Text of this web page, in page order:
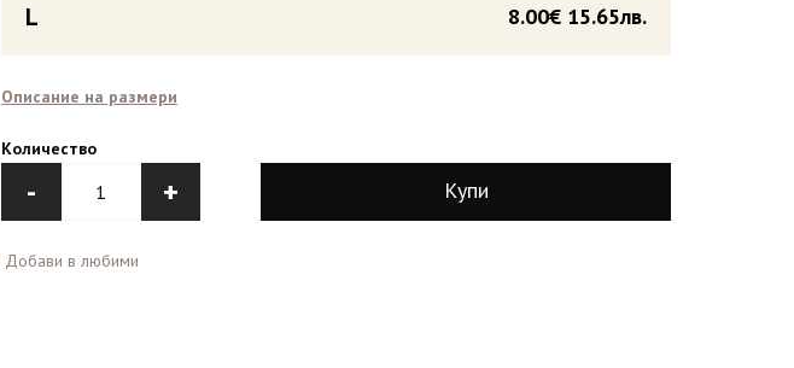
L 15.65лв.
8.00€
Описание на размери
Количество
- + Купи
Добави в любими